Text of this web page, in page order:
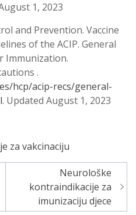
1, 2023
and Prevention. Vaccine
of the ACIP. General
Immunization.
.
hcp/acip-recs/general-
. Updated August 1, 2023
za vakcinaciju
Neurološke
kontraindikacije za
imunizaciju djece